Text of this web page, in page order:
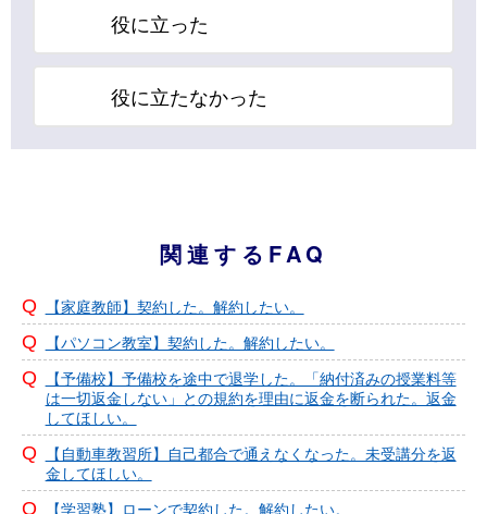
役に立った
役に立たなかった
関連するFAQ
【家庭教師】契約した。解約したい。
【パソコン教室】契約した。解約したい。
【予備校】予備校を途中で退学した。「納付済みの授業料等
は一切返金しない」との規約を理由に返金を断られた。返金
してほしい。
【自動車教習所】自己都合で通えなくなった。未受講分を返
金してほしい。
【学習塾】ローンで契約した。解約したい。